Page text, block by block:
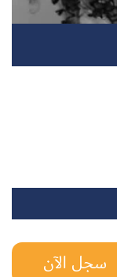
سجل الآن